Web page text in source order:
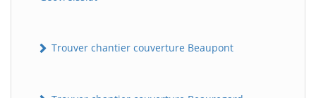
Trouver chantier couverture Beaupont